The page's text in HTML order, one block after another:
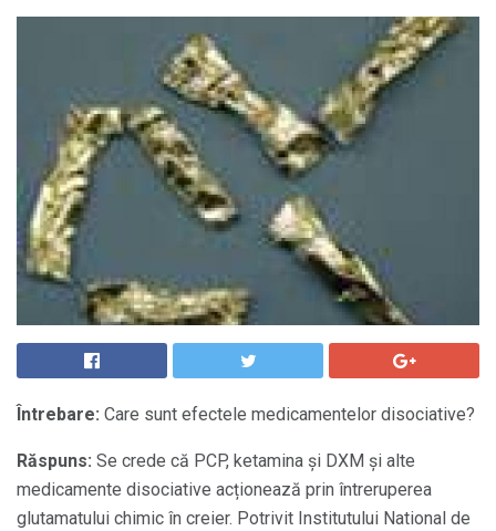
Întrebare: Care sunt efectele medicamentelor disociative?
Răspuns: Se crede că PCP, ketamina și DXM și alte
medicamente disociative acționează prin întreruperea
glutamatului chimic în creier. Potrivit Institutului National de